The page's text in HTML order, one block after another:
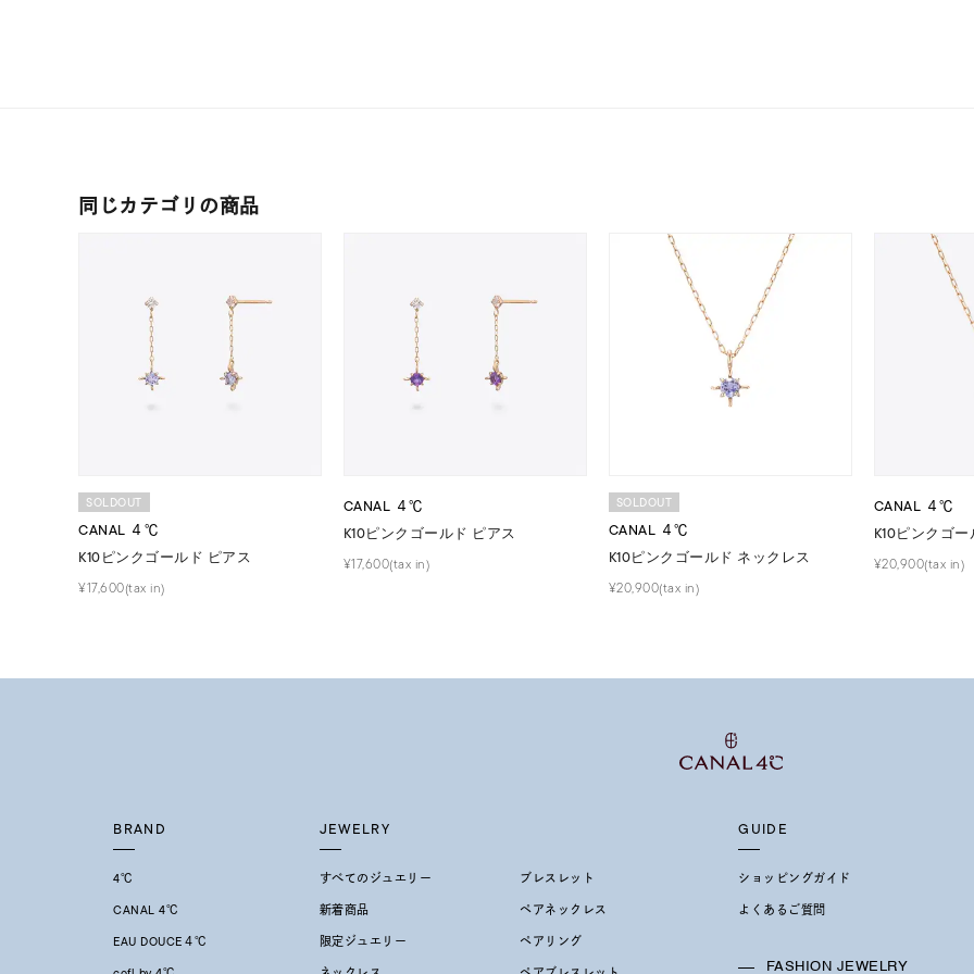
在庫 在庫ありのみ すべて表示
同じカテゴリの商品
SOLDOUT
CANAL ４℃
K10ピンクゴールド ピアス
¥17,600(tax in)
CANAL ４℃
K10ピンクゴールド ピアス
¥17,600(tax in)
SOLDOUT
CANAL ４℃
K10ピンクゴールド ネックレス
¥20,900(tax in)
CANAL ４℃
K10ピンクゴ
¥20,900(tax in)
BRAND
4℃
CANAL 4℃
EAU DOUCE４℃
JEWELRY
すべてのジュエリー
新着商品
限定ジュエリー
ブレスレット
ペアネックレス
ペアリング
GUIDE
ショッピングガイド
よくあるご質問
FASHION JEWELRY